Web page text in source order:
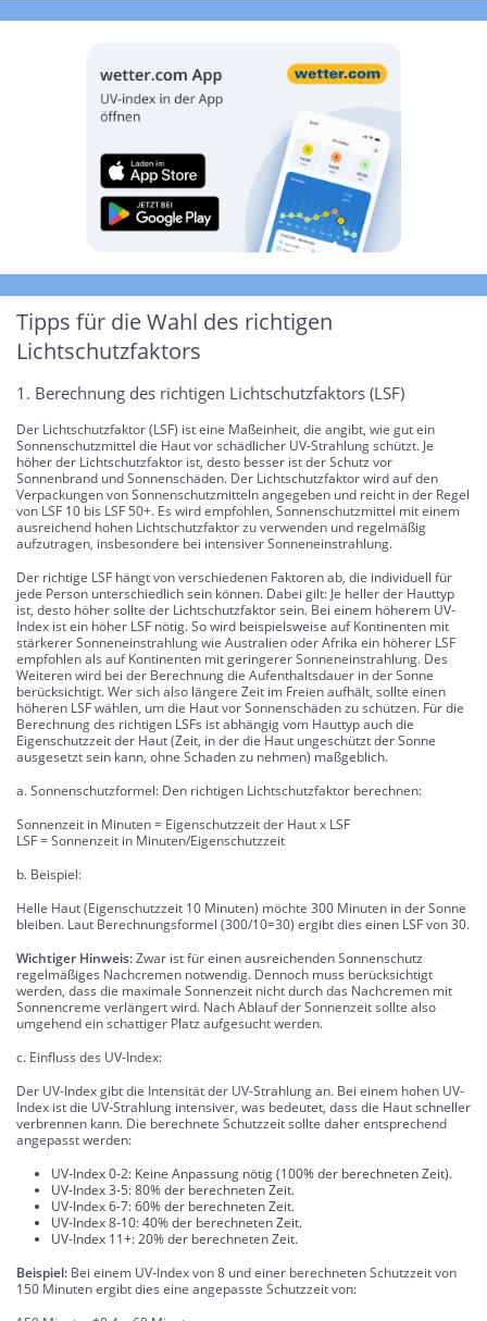
Tipps für die Wahl des richtigen
Lichtschutzfaktors
1. Berechnung des richtigen Lichtschutzfaktors (LSF)
Der Lichtschutzfaktor (LSF) ist eine Maßeinheit, die angibt, wie gut ein
Sonnenschutzmittel die Haut vor schädlicher UV-Strahlung schützt. Je
höher der Lichtschutzfaktor ist, desto besser ist der Schutz vor
Sonnenbrand und Sonnenschäden. Der Lichtschutzfaktor wird auf den
Verpackungen von Sonnenschutzmitteln angegeben und reicht in der Regel
von LSF 10 bis LSF 50+. Es wird empfohlen, Sonnenschutzmittel mit einem
ausreichend hohen Lichtschutzfaktor zu verwenden und regelmäßig
aufzutragen, insbesondere bei intensiver Sonneneinstrahlung.
Der richtige LSF hängt von verschiedenen Faktoren ab, die individuell für
jede Person unterschiedlich sein können. Dabei gilt: Je heller der Hauttyp
ist, desto höher sollte der Lichtschutzfaktor sein. Bei einem höherem UV-
Index ist ein höher LSF nötig. So wird beispielsweise auf Kontinenten mit
stärkerer Sonneneinstrahlung wie Australien oder Afrika ein höherer LSF
empfohlen als auf Kontinenten mit geringerer Sonneneinstrahlung. Des
Weiteren wird bei der Berechnung die Aufenthaltsdauer in der Sonne
berücksichtigt. Wer sich also längere Zeit im Freien aufhält, sollte einen
höheren LSF wählen, um die Haut vor Sonnenschäden zu schützen. Für die
Berechnung des richtigen LSFs ist abhängig vom Hauttyp auch die
Eigenschutzzeit der Haut (Zeit, in der die Haut ungeschützt der Sonne
ausgesetzt sein kann, ohne Schaden zu nehmen) maßgeblich.
a. Sonnenschutzformel: Den richtigen Lichtschutzfaktor berechnen:
Sonnenzeit in Minuten = Eigenschutzzeit der Haut x LSF
LSF = Sonnenzeit in Minuten/Eigenschutzzeit
b. Beispiel:
Helle Haut (Eigenschutzzeit 10 Minuten) möchte 300 Minuten in der Sonne
bleiben. Laut Berechnungsformel (300/10=30) ergibt dies einen LSF von 30.
Wichtiger Hinweis:Zwar ist für einen ausreichenden Sonnenschutz
regelmäßiges Nachcremen notwendig. Dennoch muss berücksichtigt
werden, dass die maximale Sonnenzeit nicht durch das Nachcremen mit
Sonnencreme verlängert wird. Nach Ablauf der Sonnenzeit sollte also
umgehend ein schattiger Platz aufgesucht werden.
c. Einfluss des UV-Index:
Der UV-Index gibt die Intensität der UV-Strahlung an. Bei einem hohen UV-
Index ist die UV-Strahlung intensiver, was bedeutet, dass die Haut schneller
verbrennen kann. Die berechnete Schutzzeit sollte daher entsprechend
angepasst werden:
UV-Index 0-2: Keine Anpassung nötig (100% der berechneten Zeit).
UV-Index 3-5: 80% der berechneten Zeit.
UV-Index 6-7: 60% der berechneten Zeit.
UV-Index 8-10: 40% der berechneten Zeit.
UV-Index 11+: 20% der berechneten Zeit.
Beispiel: Bei einem UV-Index von 8 und einer berechneten Schutzzeit von
150 Minuten ergibt dies eine angepasste Schutzzeit von: